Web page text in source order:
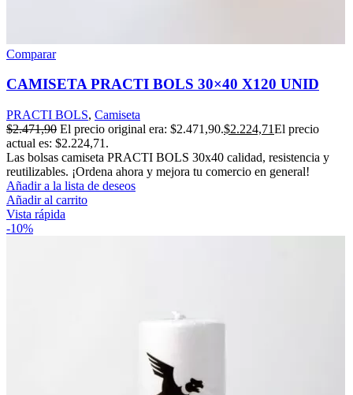
Comparar
CAMISETA PRACTI BOLS 30×40 X120 UNID
PRACTI BOLS, Camiseta
$2.471,90 El precio original era: $2.471,90.$2.224,71El precio
actual es: $2.224,71.
Las bolsas camiseta PRACTI BOLS 30x40 calidad, resistencia y
reutilizables. ¡Ordena ahora y mejora tu comercio en general!
Añadir a la lista de deseos
Añadir al carrito
Vista rápida
-10%